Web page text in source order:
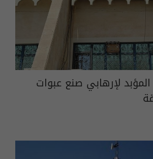
المؤبد لإرهابي صنع عبوات